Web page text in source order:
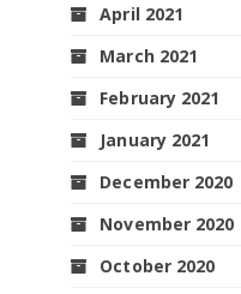
April 2021
March 2021
February 2021
January 2021
December 2020
November 2020
October 2020